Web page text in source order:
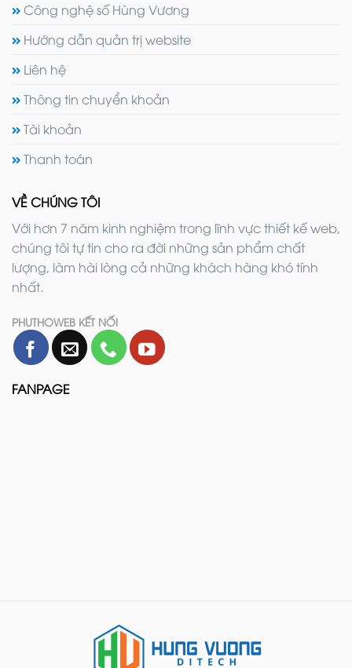
Công nghệ số Hùng Vương
Hướng dẫn quản trị website
Liên hệ
Thông tin chuyển khoản
Tài khoản
Thanh toán
VỀ CHÚNG TÔI
Với hơn 7 năm kinh nghiệm trong lĩnh vực thiết kế web,
chúng tôi tự tin cho ra đời những sản phẩm chất
lượng, làm hài lòng cả những khách hàng khó tính
nhất.
PHUTHOWEB KẾT NỐI
FANPAGE